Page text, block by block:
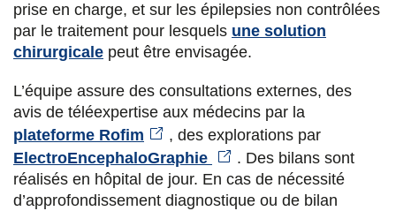
Carole Laurence
Orthophoniste
Dalya Moultaka
Neuropsychologue
Floriane Picton
Neuropsychologue
Dr Sibylle Gonzalez Monge
Neurologue, praticien titulaire. Troubles des
apprentissages, troubles neurologiques et
troubles neuropsychologiques (enfant et adulte),
polyhandicap
Dr Amandine Barjol
Praticien titulaire. Ophtalmo-pédiatrie,strabisme
prise en charge, et sur les épilepsies non contrôlées
par le traitement pour lesquels une solution
chirurgicale peut être envisagée.
L’équipe assure des consultations externes, des
avis de téléexpertise aux médecins par la
plateforme Rofim
, des explorations par
ElectroEncephaloGraphie
. Des bilans sont
réalisés en hôpital de jour. En cas de nécessité
d’approfondissement diagnostique ou de bilan